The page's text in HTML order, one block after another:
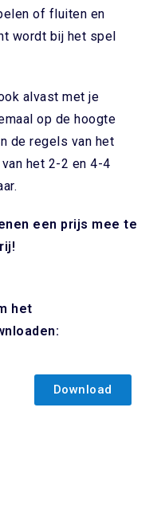
of fluiten en
wordt bij het spel
alvast met je
op de hoogte
de regels van het
het 2-2 en 4-4
een prijs mee te
het
Download